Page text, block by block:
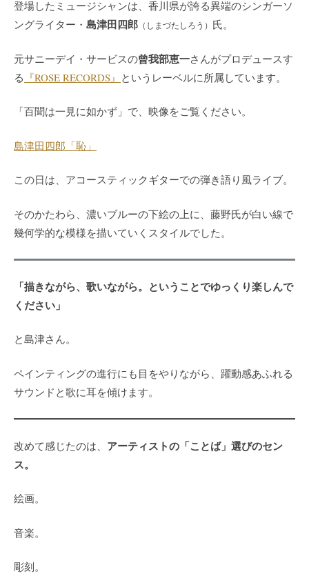
登場したミュージシャンは、香川県が誇る異端のシンガーソ
ングライター・ 島津田四郎 （しまづたしろう） 氏。
元サニーデイ・サービスの曾我部恵一さんがプロデュースす
る 『ROSE RECORDS』 というレーベルに所属しています。
「百聞は一見に如かず」で、映像をご覧ください。
島津田四郎「恥」
この日は、アコースティックギターでの弾き語り風ライブ。
そのかたわら、濃いブルーの下絵の上に、藤野氏が白い線で
幾何学的な模様を描いていくスタイルでした。
「描きながら、歌いながら。ということでゆっくり楽しんで
ください」
と島津さん。
ペインティングの進行にも目をやりながら、躍動感あふれる
サウンドと歌に耳を傾けます。
改めて感じたのは、 アーティストの「ことば」選びのセン
ス。
絵画。
音楽。
彫刻。